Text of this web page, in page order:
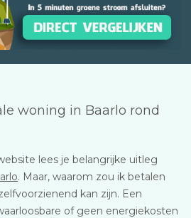
woning in Baarlo rond
lees je belangrijke uitleg
. Maar, waarom zou ik betalen
kan zijn. Een
of geen energiekosten